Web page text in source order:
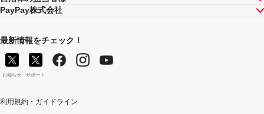
PayPay株式会社
最新情報をチェック！
お知らせ サポート
利用規約・ガイドライン